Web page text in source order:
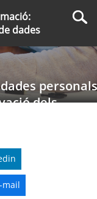
dades
personals
dels
mail